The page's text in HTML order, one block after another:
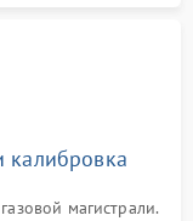
калибровка
магистрали.